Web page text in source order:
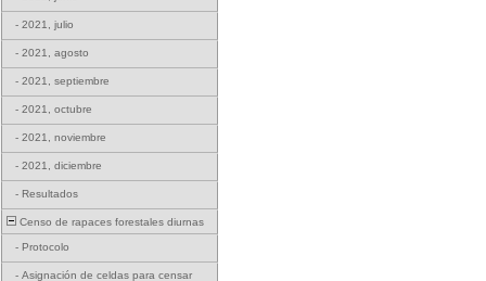
- 2021, julio
- 2021, agosto
- 2021, septiembre
- 2021, octubre
- 2021, noviembre
- 2021, diciembre
- Resultados
Censo de rapaces forestales diurnas
- Protocolo
- Asignación de celdas para censar